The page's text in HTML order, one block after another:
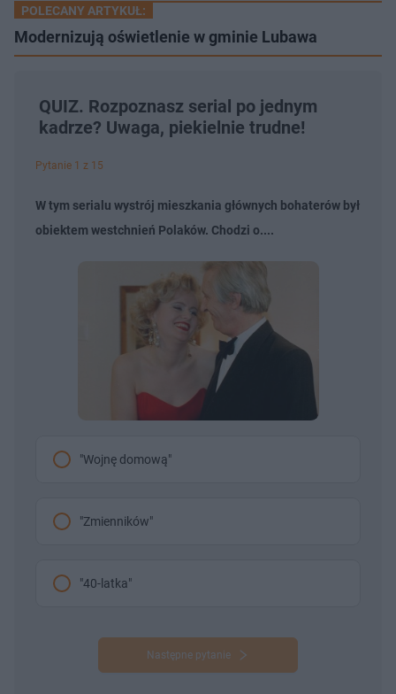
POLECANY ARTYKUŁ:
Modernizują oświetlenie w gminie Lubawa
QUIZ. Rozpoznasz serial po jednym
kadrze? Uwaga, piekielnie trudne!
Pytanie 1 z 15
W tym serialu wystrój mieszkania głównych bohaterów był
obiektem westchnień Polaków. Chodzi o....
"Wojnę domową"
"Zmienników"
"40-latka"
Następne pytanie